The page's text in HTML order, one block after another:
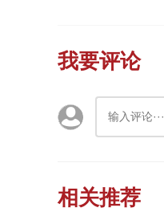
我要评论
相关推荐